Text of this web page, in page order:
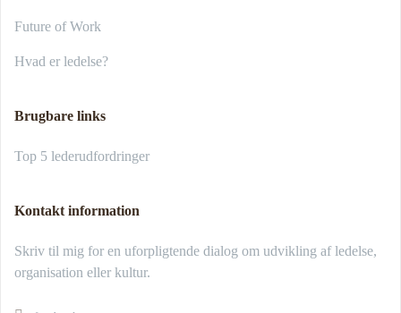
Future of Work
Hvad er ledelse?
Brugbare links
Top 5 lederudfordringer
Kontakt information
Skriv til mig for en uforpligtende dialog om udvikling af ledelse,
organisation eller kultur.